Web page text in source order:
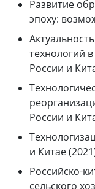
Развитие
эпоху:
технологий
России и
России и
и Китае
Российско-
сельского